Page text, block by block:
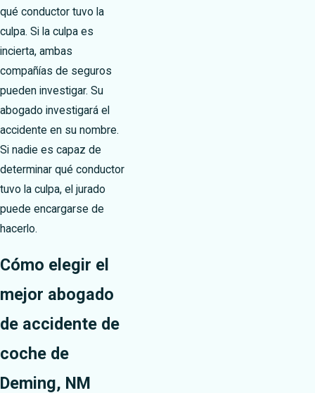
qué conductor tuvo la
culpa. Si la culpa es
incierta, ambas
compañías de seguros
pueden investigar. Su
abogado investigará el
accidente en su nombre.
Si nadie es capaz de
determinar qué conductor
tuvo la culpa, el jurado
puede encargarse de
hacerlo.
Cómo elegir el
mejor abogado
de accidente de
coche de
Deming, NM